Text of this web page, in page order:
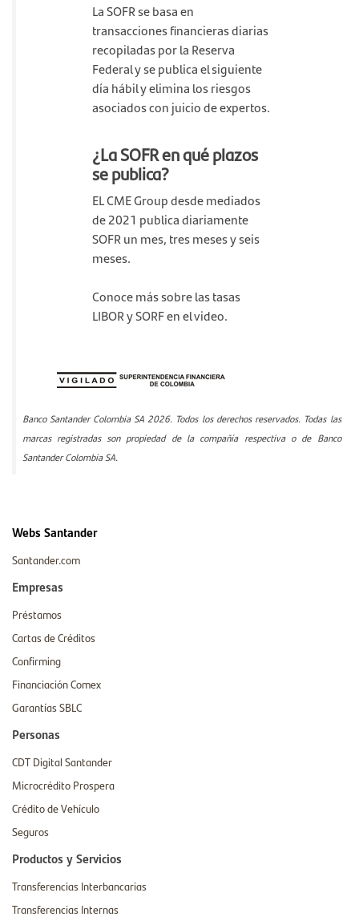
La SOFR se basa en
transacciones financieras diarias
recopiladas por la Reserva
Federal y se publica el siguiente
día hábil y elimina los riesgos
asociados con juicio de expertos.
¿La SOFR en qué plazos
se publica?
EL CME Group desde mediados
de 2021 publica diariamente
SOFR un mes, tres meses y seis
meses.
Conoce más sobre las tasas
LIBOR y SORF en el video.
Banco Santander Colombia SA 2026. Todos los derechos reservados. Todas las
marcas registradas son propiedad de la compañía respectiva o de Banco
Santander Colombia SA.
Webs Santander
Santander.com
Empresas
Préstamos
Cartas de Créditos
Confirming
Financiación Comex
Garantías SBLC
Personas
CDT Digital Santander
Microcrédito Prospera
Crédito de Vehículo
Seguros
Productos y Servicios
Transferencias Interbancarias
Transferencias Internas